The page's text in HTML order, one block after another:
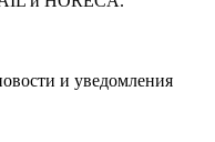
и уведомления